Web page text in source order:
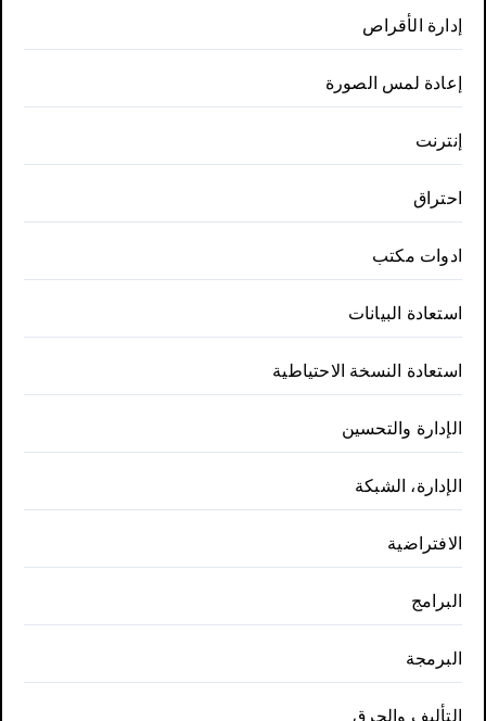
إدارة الأقراص
إعادة لمس الصورة
إنترنت
احتراق
ادوات مكتب
استعادة البيانات
استعادة النسخة الاحتياطية
الإدارة والتحسين
الإدارة، الشبكة
الافتراضية
البرامج
البرمجة
التأليف والحرق